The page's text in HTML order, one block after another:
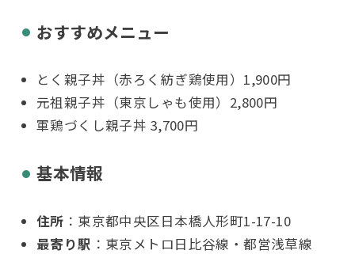
おすすめメニュー
とく親子丼（赤ろく紡ぎ鶏使用）1,900円
元祖親子丼（東京しゃも使用）2,800円
軍鶏づくし親子丼 3,700円
基本情報
住所 ：東京都中央区日本橋人形町1-17-10
最寄り駅 ：東京メトロ日比谷線・都営浅草線